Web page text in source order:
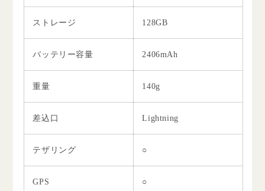
ストレージ 128GB
バッテリー容量 2406mAh
重量 140g
差込口 Lightning
テザリング ○
GPS ○